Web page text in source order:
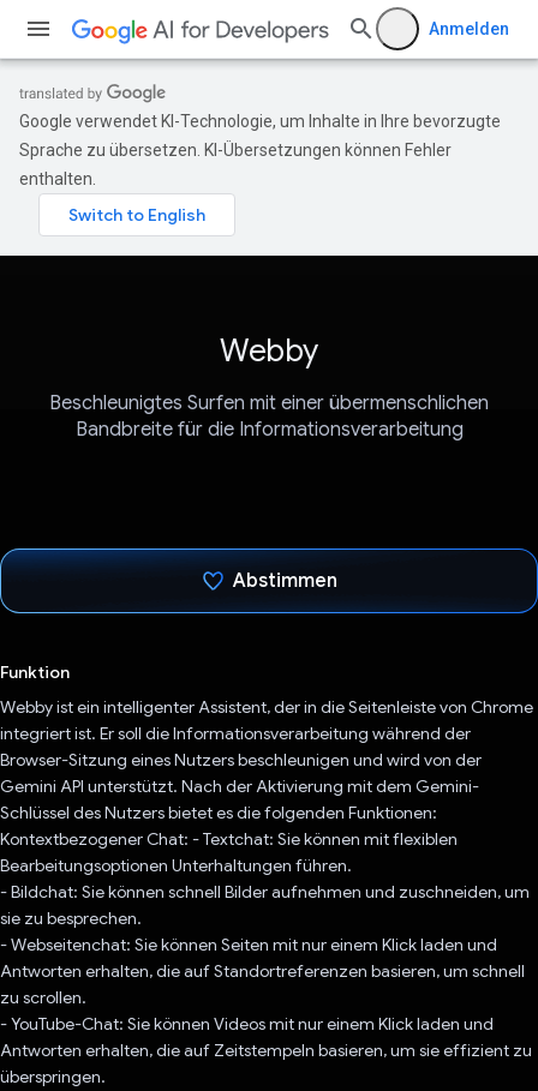
Anmelden
Google verwendet KI-Technologie, um Inhalte in Ihre bevorzugte
Sprache zu übersetzen. KI-Übersetzungen können Fehler
enthalten.
Webby
Beschleunigtes Surfen mit einer übermenschlichen
Bandbreite für die Informationsverarbeitung
Abstimmen
Funktion
Webby ist ein intelligenter Assistent, der in die Seitenleiste von Chrome
integriert ist. Er soll die Informationsverarbeitung während der
Browser-Sitzung eines Nutzers beschleunigen und wird von der
Gemini API unterstützt. Nach der Aktivierung mit dem Gemini-
Schlüssel des Nutzers bietet es die folgenden Funktionen:
Kontextbezogener Chat: - Textchat: Sie können mit flexiblen
Bearbeitungsoptionen Unterhaltungen führen.
- Bildchat: Sie können schnell Bilder aufnehmen und zuschneiden, um
sie zu besprechen.
- Webseitenchat: Sie können Seiten mit nur einem Klick laden und
Antworten erhalten, die auf Standortreferenzen basieren, um schnell
zu scrollen.
- YouTube-Chat: Sie können Videos mit nur einem Klick laden und
Antworten erhalten, die auf Zeitstempeln basieren, um sie effizient zu
überspringen.